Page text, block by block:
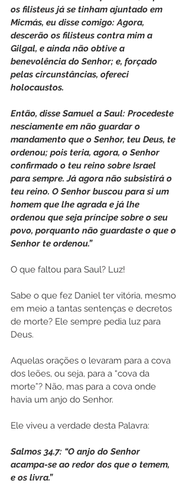
os filisteus já se tinham ajuntado em
Micmás, eu disse comigo: Agora,
descerão os filisteus contra mim a
Gilgal, e ainda não obtive a
benevolência do Senhor; e, forçado
pelas circunstâncias, ofereci
holocaustos.
Então, disse Samuel a Saul: Procedeste
nesciamente em não guardar o
mandamento que o Senhor, teu Deus, te
ordenou; pois teria, agora, o Senhor
confirmado o teu reino sobre Israel
para sempre. Já agora não subsistirá o
teu reino. O Senhor buscou para si um
homem que lhe agrada e já lhe
ordenou que seja príncipe sobre o seu
povo, porquanto não guardaste o que o
Senhor te ordenou.”
O que faltou para Saul? Luz!
Sabe o que fez Daniel ter vitória, mesmo
em meio a tantas sentenças e decretos
de morte? Ele sempre pedia luz para
Deus.
Aquelas orações o levaram para a cova
dos leões, ou seja, para a “cova da
morte”? Não, mas para a cova onde
havia um anjo do Senhor.
Ele viveu a verdade desta Palavra:
Salmos 34.7: “O anjo do Senhor
acampa-se ao redor dos que o temem,
e os livra.”